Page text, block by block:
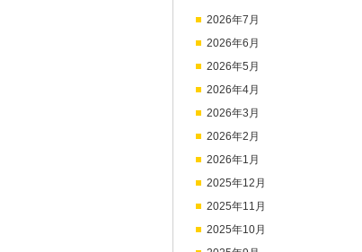
2026年7月
2026年6月
2026年5月
2026年4月
2026年3月
2026年2月
2026年1月
2025年12月
2025年11月
2025年10月